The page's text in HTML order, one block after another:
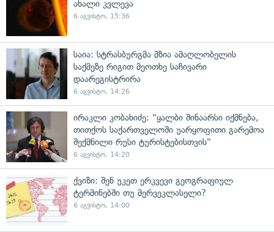
ახალი კვლევა
6 აგვისტო, 15:36
საია: სტრასბურგმა მზია ამაღლობელის
საქმეზე რიგით მეოთხე საჩივარი
დაარეგისტრირა
6 აგვისტო, 14:26
ირაკლი კობახიძე: "ყალბი შინაარსი იქმნება,
თითქოს საქართველოში უარყოფითი გარემოა
შექმნილი რუსი ტურისტებისთვის"
6 აგვისტო, 14:20
ქვიზი: შენ უკეთ ერკვევი გეოგრაფიულ
ტერმინებში თუ მერვეკლასელი?
6 აგვისტო, 14:00